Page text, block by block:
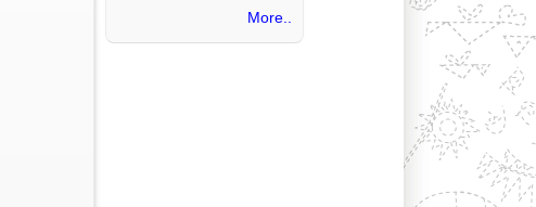
More..